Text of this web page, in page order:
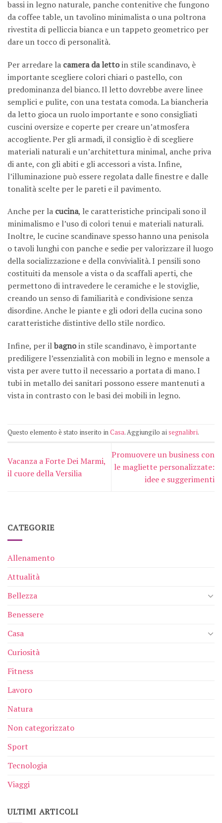
bassi in legno naturale, panche contenitive che fungono
da coffee table, un tavolino minimalista o una poltrona
rivestita di pelliccia bianca e un tappeto geometrico per
dare un tocco di personalità.
Per arredare la camera da lettoin stile scandinavo, è
importante scegliere colori chiari o pastello, con
predominanza del bianco. Il letto dovrebbe avere linee
semplici e pulite, con una testata comoda. La biancheria
da letto gioca un ruolo importante e sono consigliati
cuscini oversize e coperte per creare un’atmosfera
accogliente. Per gli armadi, il consiglio è di scegliere
materiali naturali e un’architettura minimal, anche priva
di ante, con gli abiti e gli accessori a vista. Infine,
l’illuminazione può essere regolata dalle finestre e dalle
tonalità scelte per le pareti e il pavimento.
Anche per la cucina, le caratteristiche principali sono il
minimalismo e l’uso di colori tenui e materiali naturali.
Inoltre, le cucine scandinave spesso hanno una penisola
o tavoli lunghi con panche e sedie per valorizzare il luogo
della socializzazione e della convivialità. I pensili sono
costituiti da mensole a vista o da scaffali aperti, che
permettono di intravedere le ceramiche e le stoviglie,
creando un senso di familiarità e condivisione senza
disordine. Anche le piante e gli odori della cucina sono
caratteristiche distintive dello stile nordico.
Infine, per ilbagnoin stile scandinavo, è importante
prediligere l’essenzialità con mobili in legno e mensole a
vista per avere tutto il necessario a portata di mano. I
tubi in metallo dei sanitari possono essere mantenuti a
vista in contrasto con le basi dei mobili in legno.
Questo elemento è stato inserito inCasa. Aggiungilo aisegnalibri.
Vacanza a Forte Dei Marmi,
il cuore della Versilia
Promuovere un business con
le magliette personalizzate:
idee e suggerimenti
CATEGORIE
Allenamento
Attualità
Bellezza
Benessere
Casa
Curiosità
Fitness
Lavoro
Natura
Non categorizzato
Sport
Tecnologia
Viaggi
ULTIMI ARTICOLI